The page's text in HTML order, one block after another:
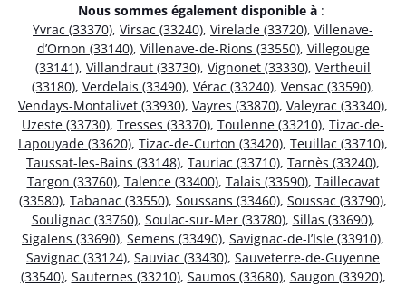
Nous sommes également disponible à :
Yvrac (33370), Virsac (33240), Virelade (33720), Villenave-
d’Ornon (33140), Villenave-de-Rions (33550), Villegouge
(33141), Villandraut (33730), Vignonet (33330), Vertheuil
(33180), Verdelais (33490), Vérac (33240), Vensac (33590),
Vendays-Montalivet (33930), Vayres (33870), Valeyrac (33340),
Uzeste (33730), Tresses (33370), Toulenne (33210), Tizac-de-
Lapouyade (33620), Tizac-de-Curton (33420), Teuillac (33710),
Taussat-les-Bains (33148), Tauriac (33710), Tarnès (33240),
Targon (33760), Talence (33400), Talais (33590), Taillecavat
(33580), Tabanac (33550), Soussans (33460), Soussac (33790),
Soulignac (33760), Soulac-sur-Mer (33780), Sillas (33690),
Sigalens (33690), Semens (33490), Savignac-de-l’Isle (33910),
Savignac (33124), Sauviac (33430), Sauveterre-de-Guyenne
(33540), Sauternes (33210), Saumos (33680), Saugon (33920),